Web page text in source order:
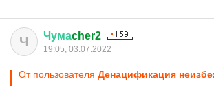
Ч Чумаcher2
19:05, 03.07.2022
От пользователя Денацификация